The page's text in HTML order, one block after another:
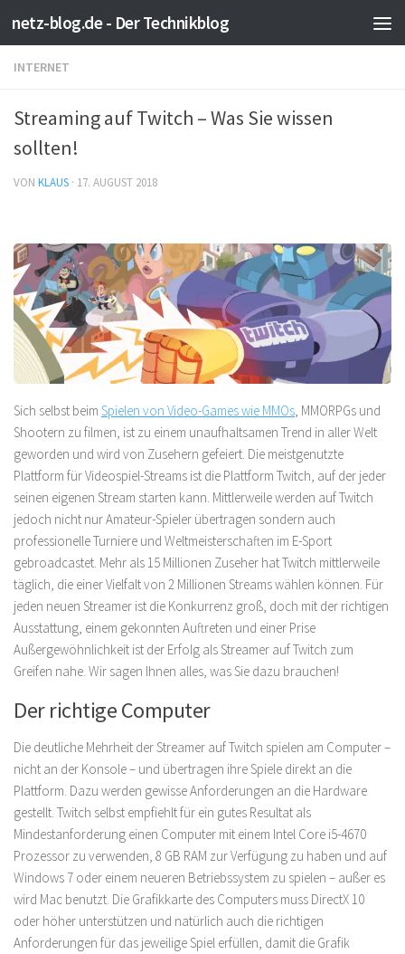
Zum Inhalt springen
netz-blog.de - Der Technikblog
INTERNET
Streaming auf Twitch – Was Sie wissen
sollten!
VON KLAUS · 17. AUGUST 2018
Sich selbst beim Spielen von Video-Games wie MMOs , MMORPGs und
Shootern zu filmen, ist zu einem unaufhaltsamen Trend in aller Welt
geworden und wird von Zusehern gefeiert. Die meistgenutzte
Plattform für Videospiel-Streams ist die Plattform Twitch, auf der jeder
seinen eigenen Stream starten kann. Mittlerweile werden auf Twitch
jedoch nicht nur Amateur-Spieler übertragen sondern auch
professionelle Turniere und Weltmeisterschaften im E-Sport
gebroadcastet. Mehr als 15 Millionen Zuseher hat Twitch mittlerweile
täglich, die einer Vielfalt von 2 Millionen Streams wählen können. Für
jeden neuen Streamer ist die Konkurrenz groß, doch mit der richtigen
Ausstattung, einem gekonnten Auftreten und einer Prise
Außergewöhnlichkeit ist der Erfolg als Streamer auf Twitch zum
Greifen nahe. Wir sagen Ihnen alles, was Sie dazu brauchen!
Der richtige Computer
Die deutliche Mehrheit der Streamer auf Twitch spielen am Computer –
nicht an der Konsole – und übertragen ihre Spiele direkt an die
Plattform. Dazu werden gewisse Anforderungen an die Hardware
gestellt. Twitch selbst empfiehlt für ein gutes Resultat als
Mindestanforderung einen Computer mit einem Intel Core i5-4670
Prozessor zu verwenden, 8 GB RAM zur Verfügung zu haben und auf
Windows 7 oder einem neueren Betriebssystem zu spielen – außer es
wird Mac benutzt. Die Grafikkarte des Computers muss DirectX 10
oder höher unterstützen und natürlich auch die richtigen
Anforderungen für das jeweilige Spiel erfüllen, damit die Grafik